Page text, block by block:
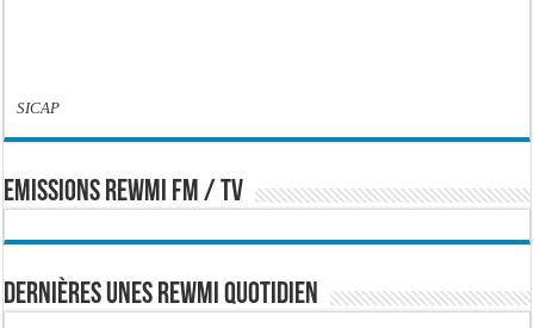
SICAP
EMISSIONS REWMI FM / TV
Dernières Unes Rewmi Quotidien